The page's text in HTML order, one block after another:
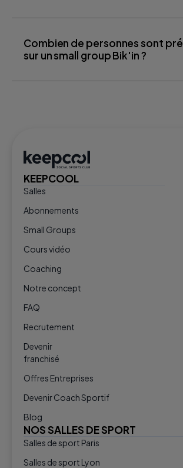
Combien de personnes sont
sur un small group Bik'in ?
KEEPCOOL
Salles
Abonnements
Small Groups
Cours vidéo
Coaching
Notre concept
FAQ
Recrutement
Devenir
franchisé
Offres Entreprises
Devenir Coach Sportif
Blog
NOS SALLES DE SPORT
Salles de sport Paris
Salles de sport Lyon